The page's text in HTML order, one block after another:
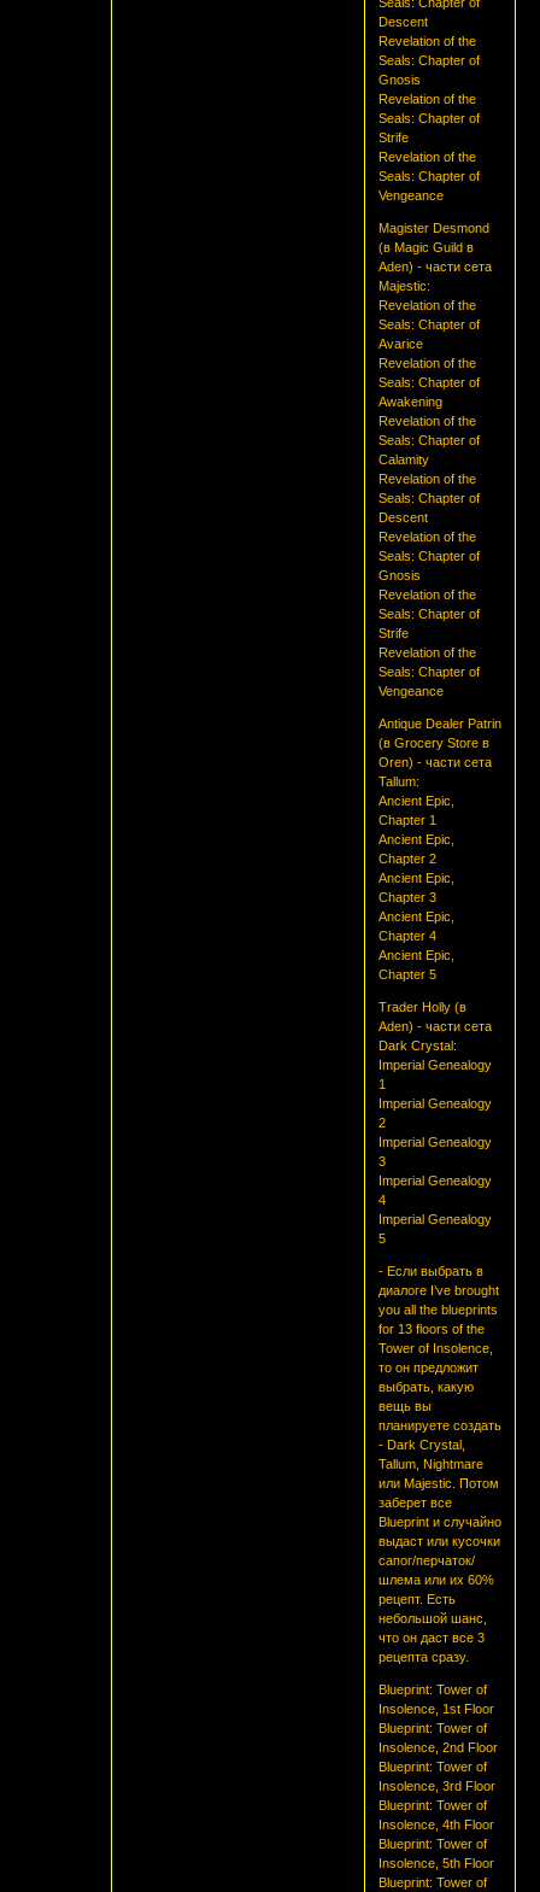
Descent
Revelation of the
Seals: Chapter of
Gnosis
Revelation of the
Seals: Chapter of
Strife
Revelation of the
Seals: Chapter of
Vengeance
Magister Desmond
(в Magic Guild в
Aden) - части сета
Majestic:
Revelation of the
Seals: Chapter of
Avarice
Revelation of the
Seals: Chapter of
Awakening
Revelation of the
Seals: Chapter of
Calamity
Revelation of the
Seals: Chapter of
Descent
Revelation of the
Seals: Chapter of
Gnosis
Revelation of the
Seals: Chapter of
Strife
Revelation of the
Seals: Chapter of
Vengeance
Antique Dealer Patrin
(в Grocery Store в
Oren) - части сета
Tallum:
Ancient Epic,
Chapter 1
Ancient Epic,
Chapter 2
Ancient Epic,
Chapter 3
Ancient Epic,
Chapter 4
Ancient Epic,
Chapter 5
Trader Holly (в
Aden) - части сета
Dark Crystal:
Imperial Genealogy
1
Imperial Genealogy
2
Imperial Genealogy
3
Imperial Genealogy
4
Imperial Genealogy
5
- Если выбрать в
диалоге I’ve brought
you all the blueprints
for 13 floors of the
Tower of Insolence,
то он предложит
выбрать, какую
вещь вы
планируете создать
- Dark Crystal,
Tallum, Nightmare
или Majestic. Потом
заберет все
Blueprint и cлучайно
выдаст или кусочки
сапог/перчаток/
шлема или их 60%
рецепт. Есть
небольшой шанс,
что он даст все 3
рецепта сразу.
Blueprint: Tower of
Insolence, 1st Floor
Blueprint: Tower of
Insolence, 2nd Floor
Blueprint: Tower of
Insolence, 3rd Floor
Blueprint: Tower of
Insolence, 4th Floor
Blueprint: Tower of
Insolence, 5th Floor
Blueprint: Tower of